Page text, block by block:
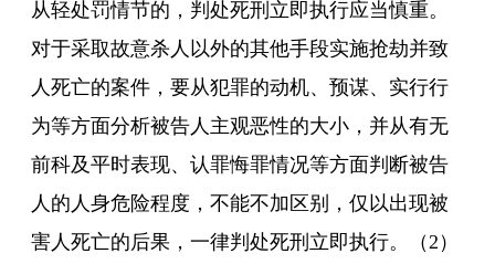
从轻处罚情节的，判处死刑立即执行应当慎重。
对于采取故意杀人以外的其他手段实施抢劫并致
人死亡的案件，要从犯罪的动机、预谋、实行行
为等方面分析被告人主观恶性的大小，并从有无
前科及平时表现、认罪悔罪情况等方面判断被告
人的人身危险程度，不能不加区别，仅以出现被
害人死亡的后果，一律判处死刑立即执行。（2）